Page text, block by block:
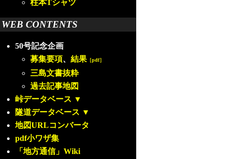
柱本Tシャツ
WEB CONTENTS
50号記念企画
募集要項、 結果 ［pdf］
三島文書抜粋
過去記事地図
峠データベース ▼
隧道データベース ▼
地図URLコンバータ
pdf小ワザ集
「地方通信」Wiki